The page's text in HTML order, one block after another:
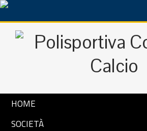
HOME
SOCIETÀ